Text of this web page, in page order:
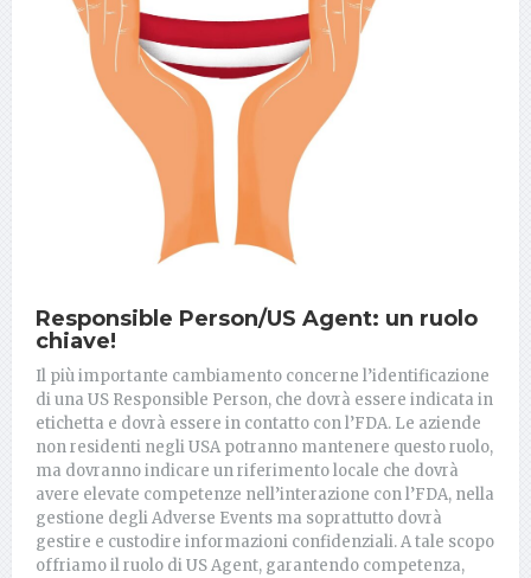
Responsible Person/US Agent: un ruolo
chiave!
Il più importante cambiamento concerne l’identificazione
di una US Responsible Person, che dovrà essere indicata in
etichetta e dovrà essere in contatto con l’FDA. Le aziende
non residenti negli USA potranno mantenere questo ruolo,
ma dovranno indicare un riferimento locale che dovrà
avere elevate competenze nell’interazione con l’FDA, nella
gestione degli Adverse Events ma soprattutto dovrà
gestire e custodire informazioni confidenziali. A tale scopo
offriamo il ruolo di US Agent, garantendo competenza,